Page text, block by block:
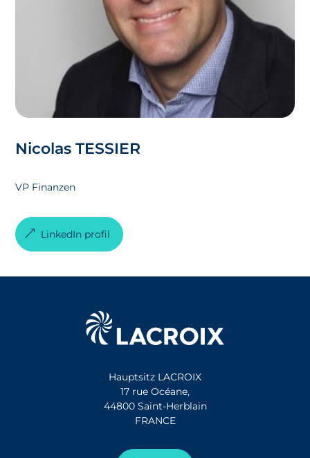
Nicolas TESSIER
VP Finanzen
LinkedIn profil
Hauptsitz LACROIX
17 rue Océane,
44800 Saint-Herblain
FRANCE